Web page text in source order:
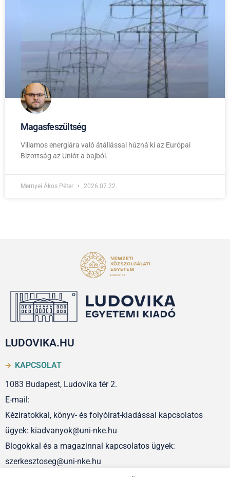
Magasfeszültség
Villamos energiára való átállással húzná ki az Európai
Bizottság az Uniót a bajból.
Mernyei Ákos Péter 2026.07.22.
LUDOVIKA.HU
KAPCSOLAT
1083 Budapest, Ludovika tér 2.
E-mail:
Kéziratokkal, könyv- és folyóirat-kiadással kapcsolatos
ügyek: kiadvanyok@uni-nke.hu
Blogokkal és a magazinnal kapcsolatos ügyek:
szerkesztoseg@uni-nke.hu